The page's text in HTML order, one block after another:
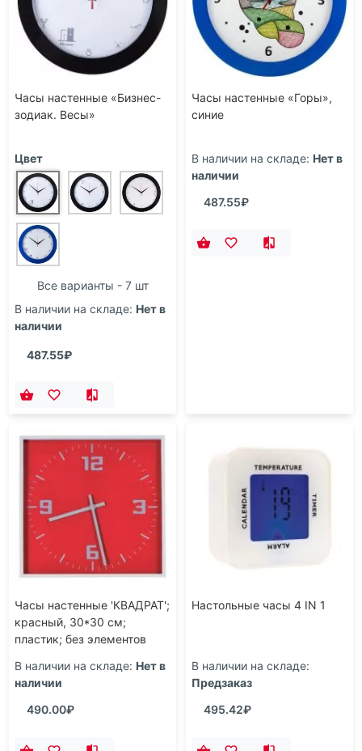
Часы настенные «Бизнес-
зодиак. Весы»
Цвет
Все варианты - 7 шт
В наличии на складе: Нет в
наличии
487.55₽
Часы настенные «Горы»,
синие
В наличии на складе: Нет в
наличии
487.55₽
Часы настенные 'КВАДРАТ';
красный, 30*30 см;
пластик; без элементов
В наличии на складе: Нет в
наличии
490.00₽
Настольные часы 4 IN 1
В наличии на складе:
Предзаказ
495.42₽